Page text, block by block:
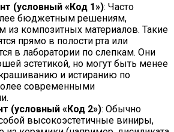
(условный «Код 1»): Часто
бюджетным решениям,
из композитных материалов. Такие
прямо в полости рта или
в лаборатории по слепкам. Они
эстетикой, но могут быть менее
и истиранию по
современными
(условный «Код 2»): Обычно
высокоэстетичные виниры,